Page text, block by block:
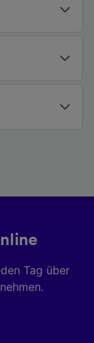
Tag über